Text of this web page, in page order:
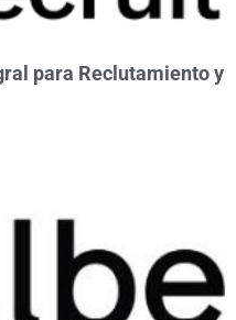
para Reclutamiento y